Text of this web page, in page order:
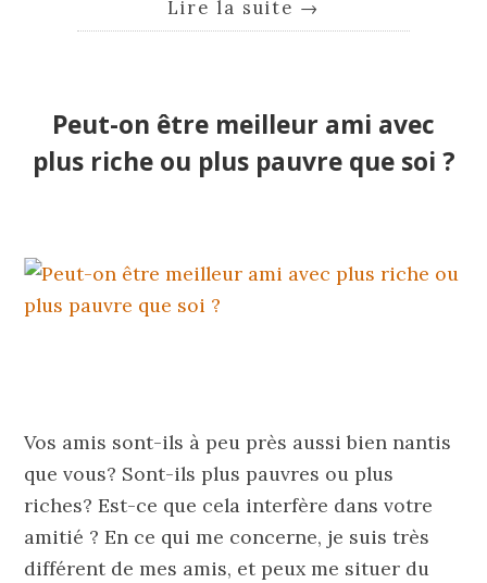
Lire la suite →
Peut-on être meilleur ami avec
plus riche ou plus pauvre que soi ?
Vos amis sont-ils à peu près aussi bien nantis
que vous? Sont-ils plus pauvres ou plus
riches? Est-ce que cela interfère dans votre
amitié ? En ce qui me concerne, je suis très
différent de mes amis, et peux me situer du